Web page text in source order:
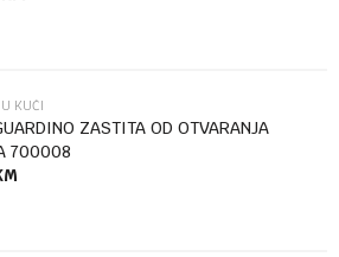
koliko je 6 - 1 :
KUĆI
ZASTITA OD OTVARANJA
700008